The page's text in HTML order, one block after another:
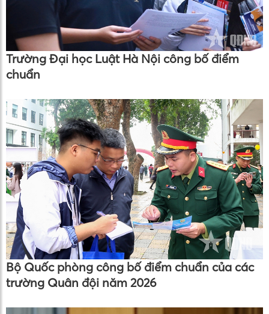
Trường Đại học Luật Hà Nội công bố điểm
chuẩn
Bộ Quốc phòng công bố điểm chuẩn của các
trường Quân đội năm 2026